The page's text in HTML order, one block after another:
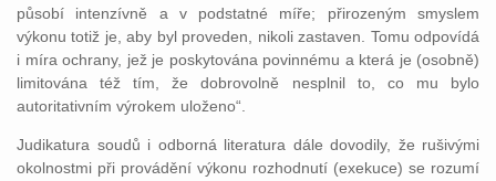
působí intenzívně a v podstatné míře; přirozeným smyslem
výkonu totiž je, aby byl proveden, nikoli zastaven. Tomu odpovídá
i míra ochrany, jež je poskytována povinnému a která je (osobně)
limitována též tím, že dobrovolně nesplnil to, co mu bylo
autoritativním výrokem uloženo“.
Judikatura soudů i odborná literatura dále dovodily, že rušivými
okolnostmi při provádění výkonu rozhodnutí (exekuce) se rozumí